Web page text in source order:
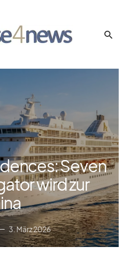
Seven
wird zur
3. März 2026